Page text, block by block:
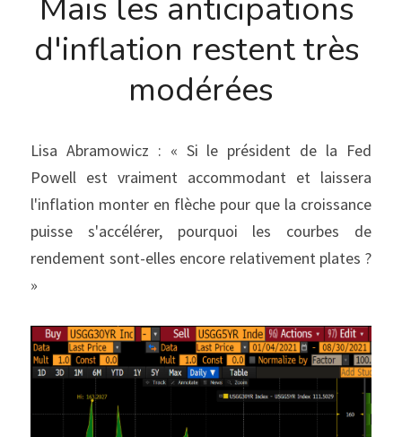
Mais les anticipations
d'inflation restent très
modérées
Lisa Abramowicz : « Si le président de la Fed
Powell est vraiment accommodant et laissera
l'inflation monter en flèche pour que la croissance
puisse s'accélérer, pourquoi les courbes de
rendement sont-elles encore relativement plates ?
»